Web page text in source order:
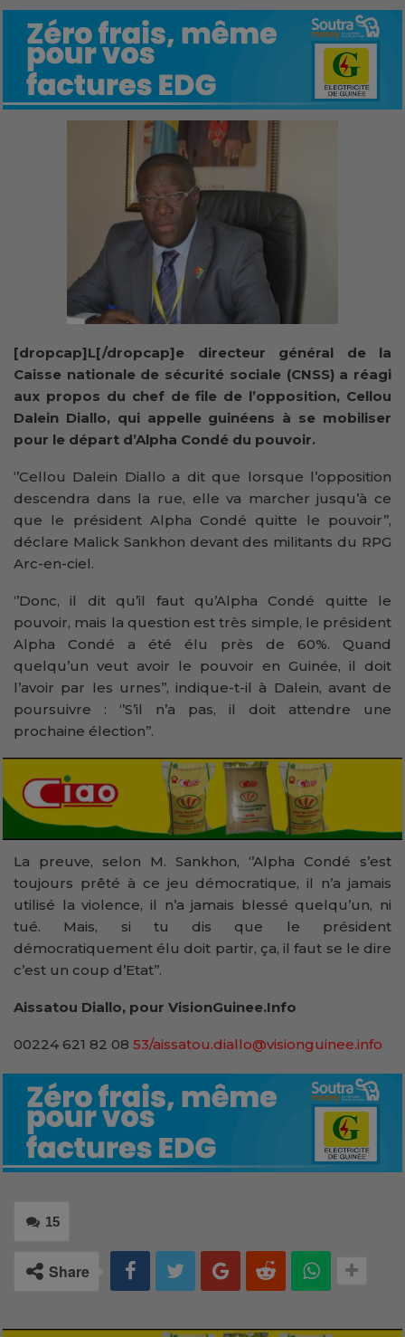
[dropcap]L[/dropcap]e directeur général de la
Caisse nationale de sécurité sociale (CNSS) a réagi
aux propos du chef de file de l’opposition, Cellou
Dalein Diallo, qui appelle guinéens à se mobiliser
pour le départ d’Alpha Condé du pouvoir.
‘’Cellou Dalein Diallo a dit que lorsque l’opposition
descendra dans la rue, elle va marcher jusqu’à ce
que le président Alpha Condé quitte le pouvoir’’,
déclare Malick Sankhon devant des militants du RPG
Arc-en-ciel.
‘’Donc, il dit qu’il faut qu’Alpha Condé quitte le
pouvoir, mais la question est très simple, le président
Alpha Condé a été élu près de 60%. Quand
quelqu’un veut avoir le pouvoir en Guinée, il doit
l’avoir par les urnes’’, indique-t-il à Dalein, avant de
poursuivre : ‘’S’il n’a pas, il doit attendre une
prochaine élection’’.
La preuve, selon M. Sankhon, ‘’Alpha Condé s’est
toujours prêté à ce jeu démocratique, il n’a jamais
utilisé la violence, il n’a jamais blessé quelqu’un, ni
tué. Mais, si tu dis que le président
démocratiquement élu doit partir, ça, il faut se le dire
c’est un coup d’Etat’’.
Aissatou Diallo, pour VisionGuinee.Info
00224 621 82 08 53/aissatou.diallo@visionguinee.info
15
Share